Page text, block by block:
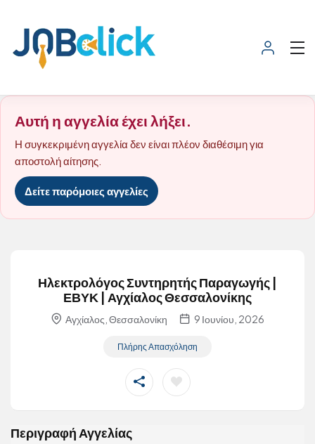
Αυτή η αγγελία έχει λήξει.
Η συγκεκριμένη αγγελία δεν είναι πλέον διαθέσιμη για
αποστολή αίτησης.
Δείτε παρόμοιες αγγελίες
Ηλεκτρολόγος Συντηρητής Παραγωγής |
ΕΒΥΚ | Αγχίαλος Θεσσαλονίκης
Αγχίαλος, Θεσσαλονίκη 9 Ιουνίου, 2026
Πλήρης Απασχόληση
Περιγραφή Αγγελίας